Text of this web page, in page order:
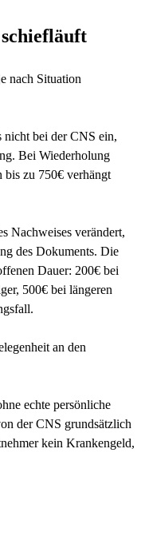
schiefläuft
nach Situation
nicht bei der CNS ein,
Bei Wiederholung
bis zu 750€ verhängt
Nachweises verändert,
des Dokuments. Die
Dauer: 200€ bei
500€ bei längeren
an den
echte persönliche
der CNS grundsätzlich
kein Krankengeld,